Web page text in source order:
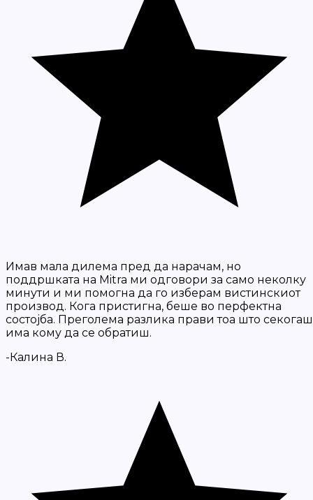
Имав мала дилема пред да нарачам, но
поддршката на Mitra ми одговори за само неколку
минути и ми помогна да го изберам вистинскиот
производ. Кога пристигна, беше во перфектна
состојба. Преголема разлика прави тоа што секогаш
има кому да се обратиш.
-Калина В.